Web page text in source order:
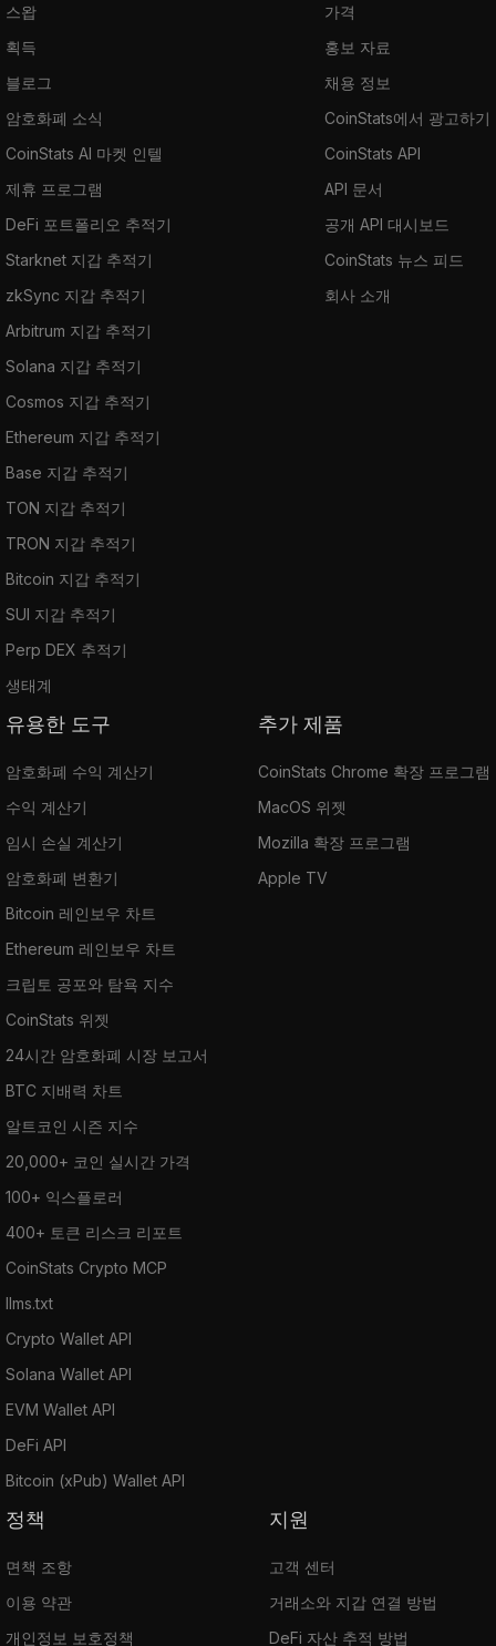
스왑
획득
블로그
암호화폐 소식
CoinStats AI 마켓 인텔
제휴 프로그램
DeFi 포트폴리오 추적기
Starknet 지갑 추적기
zkSync 지갑 추적기
Arbitrum 지갑 추적기
Solana 지갑 추적기
Cosmos 지갑 추적기
Ethereum 지갑 추적기
Base 지갑 추적기
TON 지갑 추적기
TRON 지갑 추적기
Bitcoin 지갑 추적기
SUI 지갑 추적기
Perp DEX 추적기
생태계
가격
홍보 자료
채용 정보
CoinStats에서 광고하기
CoinStats API
API 문서
공개 API 대시보드
CoinStats 뉴스 피드
회사 소개
유용한 도구
암호화폐 수익 계산기
수익 계산기
임시 손실 계산기
암호화폐 변환기
Bitcoin 레인보우 차트
Ethereum 레인보우 차트
크립토 공포와 탐욕 지수
CoinStats 위젯
24시간 암호화폐 시장 보고서
BTC 지배력 차트
알트코인 시즌 지수
20,000+ 코인 실시간 가격
100+ 익스플로러
400+ 토큰 리스크 리포트
CoinStats Crypto MCP
llms.txt
Crypto Wallet API
Solana Wallet API
EVM Wallet API
DeFi API
Bitcoin (xPub) Wallet API
추가 제품
CoinStats Chrome 확장 프로그램
MacOS 위젯
Mozilla 확장 프로그램
Apple TV
정책
면책 조항
이용 약관
개인정보 보호정책
지원
고객 센터
거래소와 지갑 연결 방법
DeFi 자산 추적 방법